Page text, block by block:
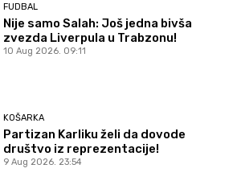
FUDBAL
Nije samo Salah: Još jedna bivša
zvezda Liverpula u Trabzonu!
10 Aug 2026. 09:11
KOŠARKA
Partizan Karliku želi da dovode
društvo iz reprezentacije!
9 Aug 2026. 23:54